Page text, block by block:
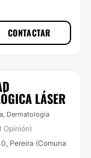
CONTACTAR
LÁSER
Dermatología
Opinión)
Pereira (Comuna